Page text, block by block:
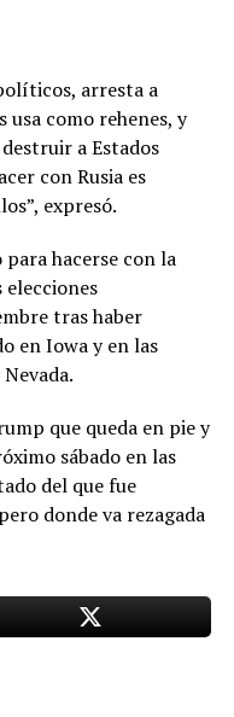
arresta a
usa como rehenes, y
a Estados
con Rusia es
expresó.
hacerse con la
tras haber
en Iowa y en las
que queda en pie y
sábado en las
del que fue
donde va rezagada